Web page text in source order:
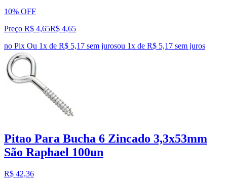
10% OFF
Preço R$ 4,65R$ 4,65
no Pix Ou 1x de R$ 5,17 sem jurosou 1x de R$ 5,17 sem juros
Pitao Para Bucha 6 Zincado 3,3x53mm
São Raphael 100un
R$ 42,36